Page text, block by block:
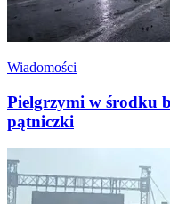
Wiadomości
Pielgrzymi w środku
pątniczki